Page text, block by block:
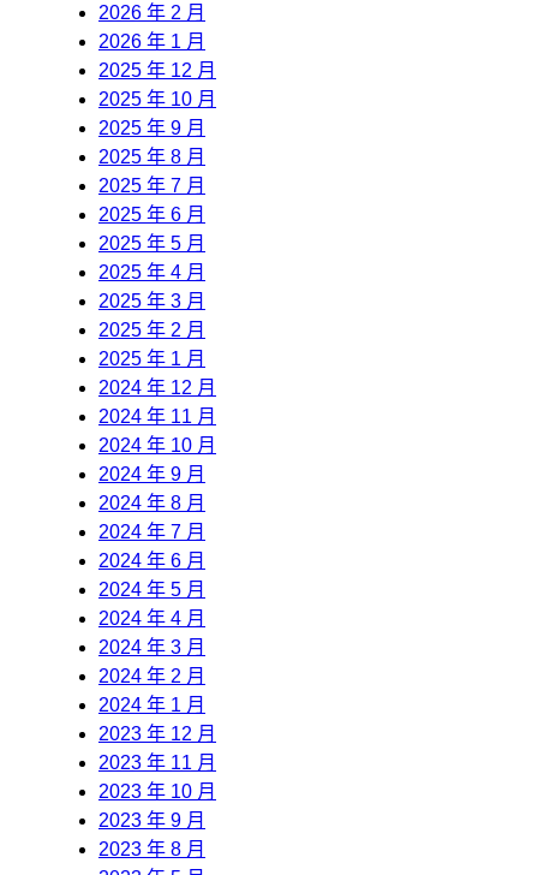
2026 年 2 月
2026 年 1 月
2025 年 12 月
2025 年 10 月
2025 年 9 月
2025 年 8 月
2025 年 7 月
2025 年 6 月
2025 年 5 月
2025 年 4 月
2025 年 3 月
2025 年 2 月
2025 年 1 月
2024 年 12 月
2024 年 11 月
2024 年 10 月
2024 年 9 月
2024 年 8 月
2024 年 7 月
2024 年 6 月
2024 年 5 月
2024 年 4 月
2024 年 3 月
2024 年 2 月
2024 年 1 月
2023 年 12 月
2023 年 11 月
2023 年 10 月
2023 年 9 月
2023 年 8 月